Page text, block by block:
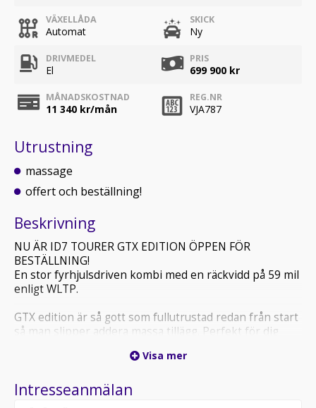
VÄXELLÅDA
Automat
SKICK
Ny
DRIVMEDEL
El
PRIS
699 900 kr
MÅNADSKOSTNAD
11 340 kr/mån
REG.NR
VJA787
Utrustning
massage
offert och beställning!
Beskrivning
NU ÄR ID7 TOURER GTX EDITION ÖPPEN FÖR
BESTÄLLNING!
En stor fyrhjulsdriven kombi med en räckvidd på 59 mil
enligt WLTP.
GTX edition är så gott som fullutrustad redan från start
så man slipper addera massa tillägg. Perfekt för dig
blandannat:
Visa mer
Intresseanmälan